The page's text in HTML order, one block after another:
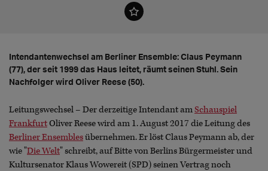
Intendantenwechsel am Berliner Ensemble: Claus Peymann
(77), der seit 1999 das Haus leitet, räumt seinen Stuhl. Sein
Nachfolger wird Oliver Reese (50).
Leitungswechsel – Der derzeitige Intendant amSchauspiel
FrankfurtOliver Reese wird am 1. August 2017 die Leitung des
Berliner Ensemblesübernehmen. Er löst Claus Peymann ab, der
wie "Die Welt" schreibt, auf Bitte von Berlins Bürgermeister und
Kultursenator Klaus Wowereit (SPD) seinen Vertrag noch